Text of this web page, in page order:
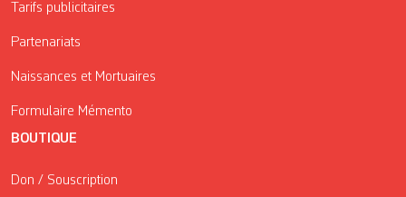
Tarifs publicitaires
Partenariats
Naissances et Mortuaires
Formulaire Mémento
BOUTIQUE
Don / Souscription